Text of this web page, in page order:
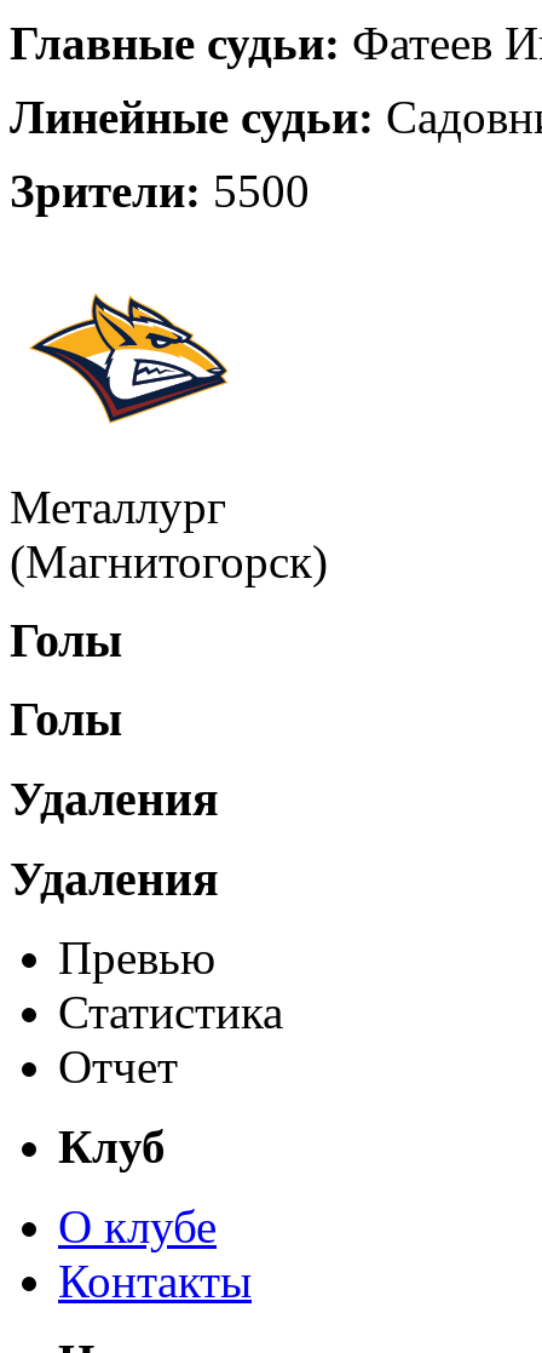
Главные судьи: Фатеев
Линейные судьи:
Зрители: 5500
Металлург
(Магнитогорск)
Голы
Голы
Удаления
Удаления
Превью
Статистика
Отчет
Клуб
О клубе
Контакты